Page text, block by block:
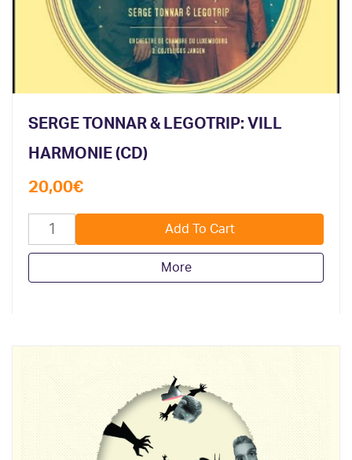
SERGE TONNAR & LEGOTRIP: VILL
HARMONIE (CD)
20,00€
More